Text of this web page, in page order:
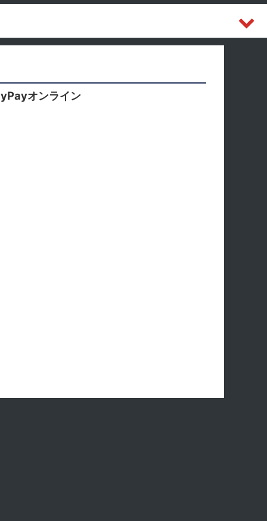
オンライン